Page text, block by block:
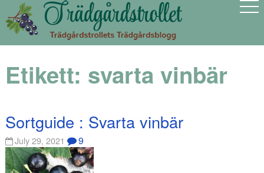
Etikett: svarta vinbär
Sortguide : Svarta vinbär
July 29, 2021 9